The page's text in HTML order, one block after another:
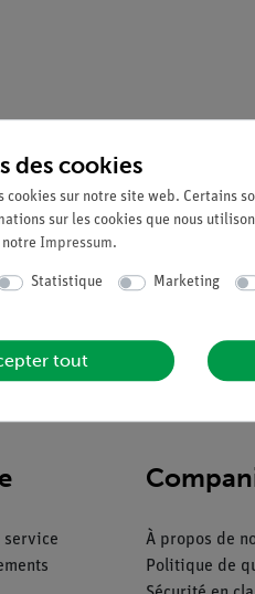
service
À propos de
Politique de
des cookies
cookies sur notre site web. Certains
sur les cookies que nous
Impressum.
Statistique Marketing
tout